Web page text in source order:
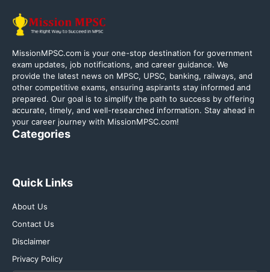
MissionMPSC.com is your one-stop destination for government
exam updates, job notifications, and career guidance. We
provide the latest news on MPSC, UPSC, banking, railways, and
other competitive exams, ensuring aspirants stay informed and
prepared. Our goal is to simplify the path to success by offering
accurate, timely, and well-researched information. Stay ahead in
your career journey with MissionMPSC.com!
Categories
Quick Links
About Us
Contact Us
Disclaimer
Privacy Policy